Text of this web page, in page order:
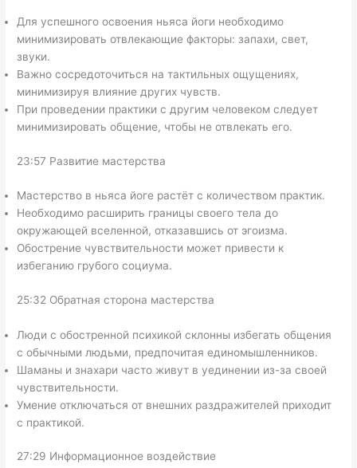
Для успешного освоения ньяса йоги необходимо
минимизировать отвлекающие факторы: запахи, свет,
звуки.
Важно сосредоточиться на тактильных ощущениях,
минимизируя влияние других чувств.
При проведении практики с другим человеком следует
минимизировать общение, чтобы не отвлекать его.
23:57 Развитие мастерства
Мастерство в ньяса йоге растёт с количеством практик.
Необходимо расширить границы своего тела до
окружающей вселенной, отказавшись от эгоизма.
Обострение чувствительности может привести к
избеганию грубого социума.
25:32 Обратная сторона мастерства
Люди с обостренной психикой склонны избегать общения
с обычными людьми, предпочитая единомышленников.
Шаманы и знахари часто живут в уединении из-за своей
чувствительности.
Умение отключаться от внешних раздражителей приходит
с практикой.
27:29 Информационное воздействие